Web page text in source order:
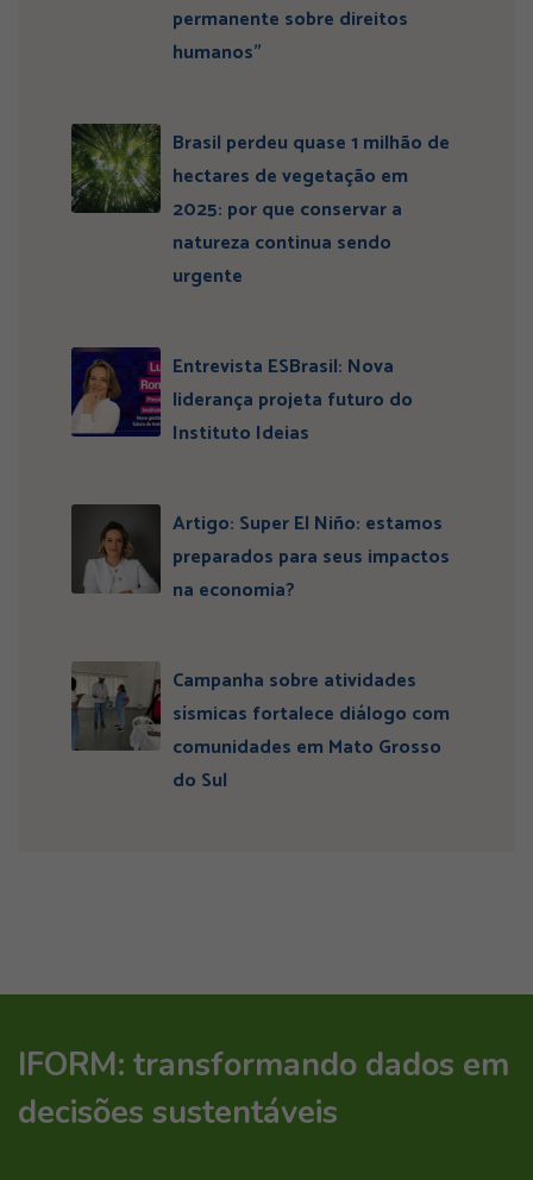
permanente sobre direitos
humanos”
Brasil perdeu quase 1 milhão de
hectares de vegetação em
2025: por que conservar a
natureza continua sendo
urgente
Entrevista ESBrasil: Nova
liderança projeta futuro do
Instituto Ideias
Artigo: Super El Niño: estamos
preparados para seus impactos
na economia?
Campanha sobre atividades
sísmicas fortalece diálogo com
comunidades em Mato Grosso
do Sul
IFORM: transformando dados em
decisões sustentáveis